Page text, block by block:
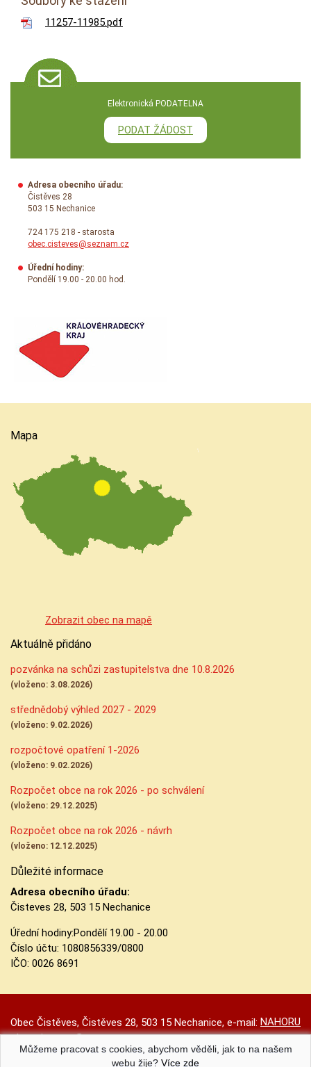
11257-11985.pdf
Elektronická PODATELNA
PODAT ŽÁDOST
Adresa obecního úřadu:
Čistěves 28
503 15 Nechanice
724 175 218 - starosta
obec.cisteves@seznam.cz
Úřední hodiny:
Pondělí 19.00 - 20.00 hod.
Mapa
Zobrazit obec na mapě
Aktuálně přidáno
pozvánka na schůzi zastupitelstva dne 10.8.2026
(vloženo: 3.08.2026)
střednědobý výhled 2027 - 2029
(vloženo: 9.02.2026)
rozpočtové opatření 1-2026
(vloženo: 9.02.2026)
Rozpočet obce na rok 2026 - po schválení
(vloženo: 29.12.2025)
Rozpočet obce na rok 2026 - návrh
(vloženo: 12.12.2025)
Důležité informace
Adresa obecního úřadu:
Čisteves 28, 503 15 Nechanice
Úřední hodiny:Pondělí 19.00 - 20.00
Číslo účtu: 1080856339/0800
IČO: 0026 8691
NAHORU
Obec Čistěves, Čistěves 28, 503 15 Nechanice, e-mail:
obec.cisteves@seznam.cz
Prohlášení o přístupnosti|Původní web|Nastavení cookies
Můžeme pracovat s cookies, abychom věděli, jak to na našem
webu žije? Více zde